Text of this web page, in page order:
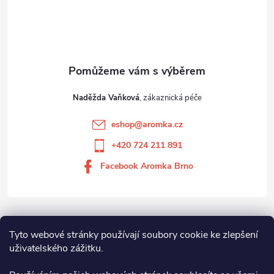
Tyto webové stránky používají soubory cookie ke zlepšení
uživatelského zážitku.
Vše o nákupu
Aromka Brno s.r.o
Naděžda Vaňková
eshop@aromka.cz
+420 724 211 891
Facebook Aromka Brno